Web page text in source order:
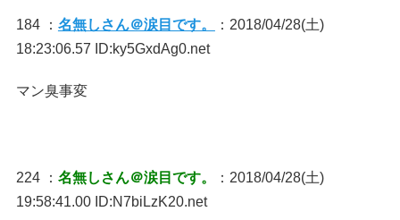
184 ： 名無しさん＠涙目です。
：2018/04/28(土)
18:23:06.57 ID:ky5GxdAg0.net
マン臭事変
224 ： 名無しさん＠涙目です。
：2018/04/28(土)
19:58:41.00 ID:N7biLzK20.net